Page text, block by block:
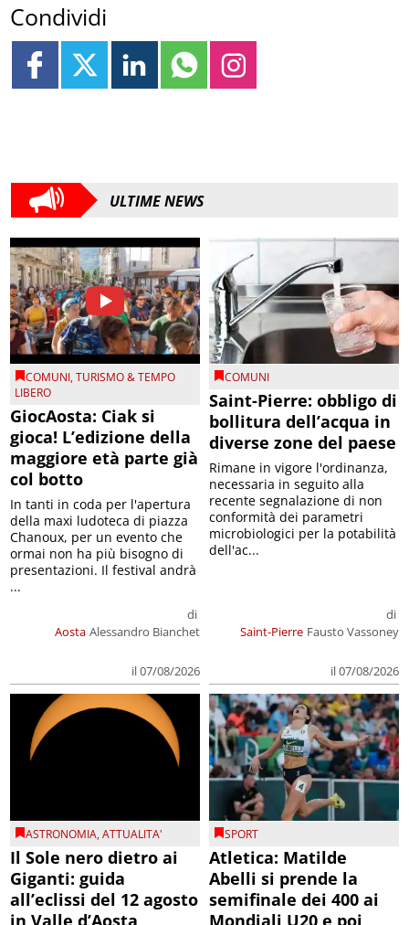
Condividi
ULTIME NEWS
COMUNI,TURISMO & TEMPO
LIBERO
GiocAosta: Ciak si
gioca! L’edizione della
maggiore età parte già
col botto
Aosta
di
Alessandro Bianchet
il 07/08/2026
In tanti in coda per l'apertura
della maxi ludoteca di piazza
Chanoux, per un evento che
ormai non ha più bisogno di
presentazioni. Il festival andrà
...
COMUNI
Saint-Pierre: obbligo di
bollitura dell’acqua in
diverse zone del paese
Saint-Pierre
di
Fausto Vassoney
il 07/08/2026
Rimane in vigore l'ordinanza,
necessaria in seguito alla
recente segnalazione di non
conformità dei parametri
microbiologici per la potabilità
dell'ac...
ASTRONOMIA,ATTUALITA'
Il Sole nero dietro ai
Giganti: guida
all’eclissi del 12 agosto
in Valle d’Aosta
SPORT
Atletica: Matilde
Abelli si prende la
semifinale dei 400 ai
Mondiali U20 e poi